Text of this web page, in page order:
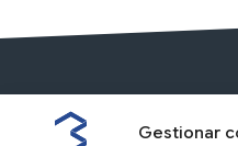
Gestionar